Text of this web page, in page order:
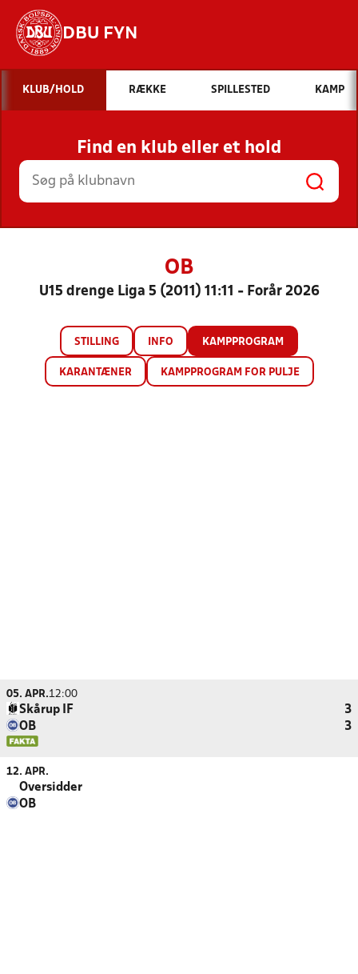
DBU FYN
Hvad vil du søge efter?
INDHOLD OG NYHEDER
STILLINGER, RESULTATER, KLUBBER OG
HOLD
KLUB/HOLD RÆKKE SPILLESTED KAMP
Find en klub eller et hold
OB
U15 drenge Liga 5 (2011) 11:11 - Forår 2026
STILLING INFO KAMPPROGRAM
KARANTÆNER KAMPPROGRAM FOR PULJE
05. APR.12:00
Skårup IF
3
OB
3
12. APR.
Oversidder
OB